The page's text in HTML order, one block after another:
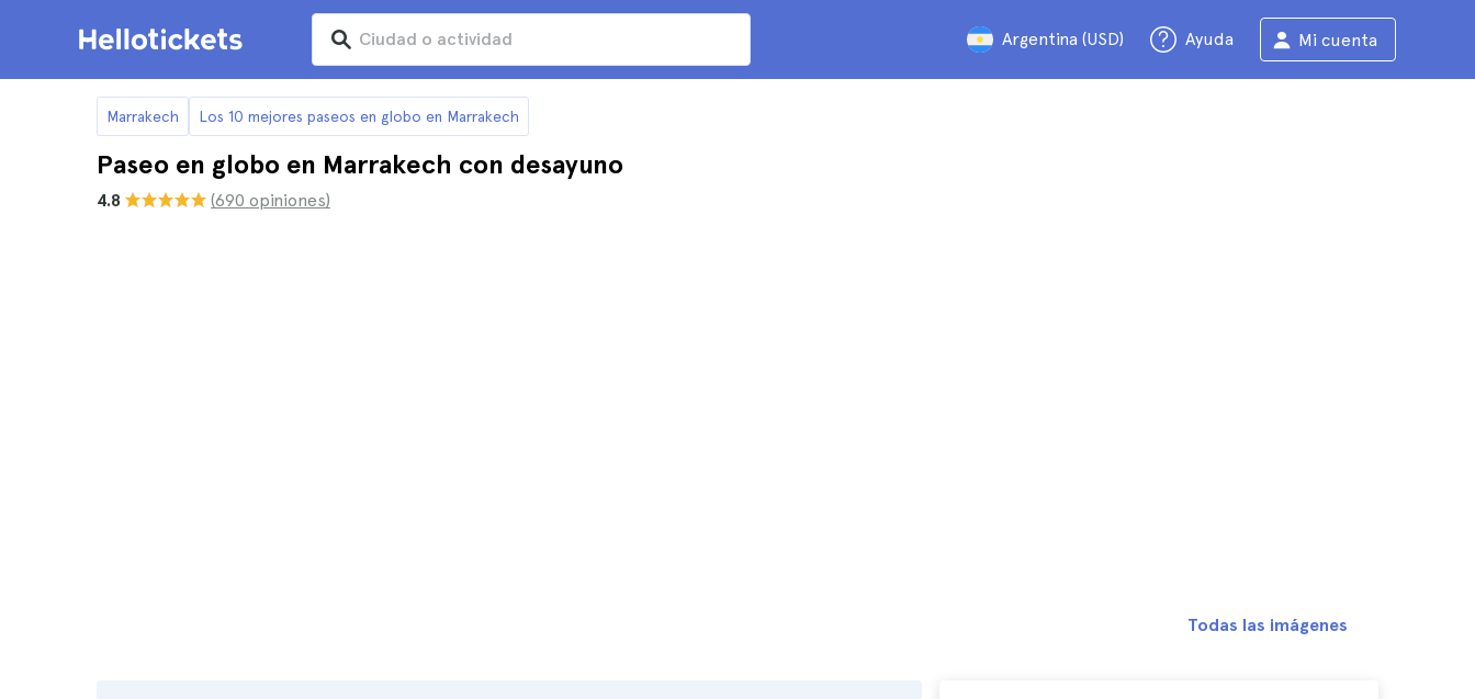
Argentina (USD) Ayuda Mi cuenta
Marrakech Los 10 mejores paseos en globo en Marrakech
Paseo en globo en Marrakech con desayuno
4.8 (690 opiniones)
Todas las imágenes